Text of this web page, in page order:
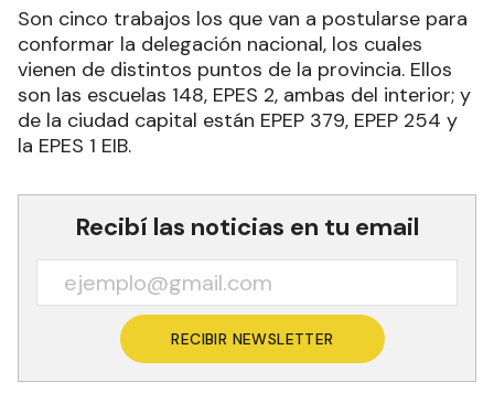
Son cinco trabajos los que van a postularse para
conformar la delegación nacional, los cuales
vienen de distintos puntos de la provincia. Ellos
son las escuelas 148, EPES 2, ambas del interior; y
de la ciudad capital están EPEP 379, EPEP 254 y
la EPES 1 EIB.
Recibí las noticias en tu email
RECIBIR NEWSLETTER